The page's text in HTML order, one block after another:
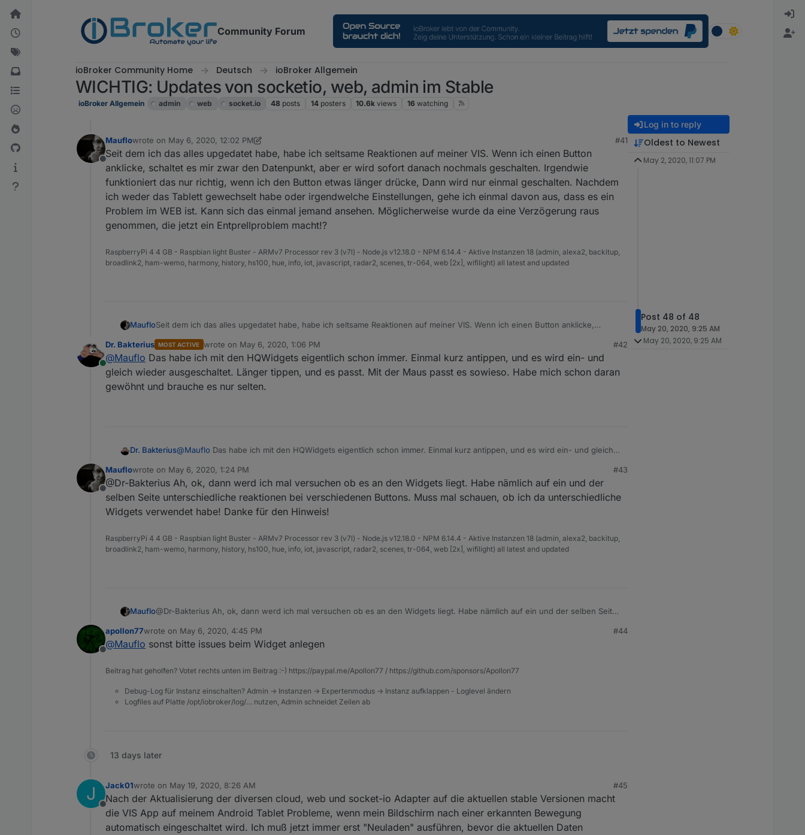
Skip to content
Community Forum
ioBroker Community Home Deutsch ioBroker Allgemein
WICHTIG: Updates von socketio, web, admin im Stable
ioBroker Allgemein admin web socket.io 48 posts 14 posters 10.6k views 16 watching
Offline
Mauflowrote on May 6, 2020, 12:02 PM
last edited by MaufloMay 6, 2020, 2:02 PM
#41
Seit dem ich das alles upgedatet habe, habe ich seltsame Reaktionen auf meiner VIS. Wenn ich einen Button
anklicke, schaltet es mir zwar den Datenpunkt, aber er wird sofort danach nochmals geschalten. Irgendwie
funktioniert das nur richtig, wenn ich den Button etwas länger drücke, Dann wird nur einmal geschalten. Nachdem
ich weder das Tablett gewechselt habe oder irgendwelche Einstellungen, gehe ich einmal davon aus, dass es ein
Problem im WEB ist. Kann sich das einmal jemand ansehen. Möglicherweise wurde da eine Verzögerung raus
genommen, die jetzt ein Entprellproblem macht!?
RaspberryPi 4 4 GB - Raspbian light Buster - ARMv7 Processor rev 3 (v7l) - Node.js v12.18.0 - NPM 6.14.4 - Aktive Instanzen 18 (admin, alexa2, backitup,
broadlink2, ham-wemo, harmony, history, hs100, hue, info, iot, javascript, radar2, scenes, tr-064, web [2x], wifilight) all latest and updated
MaufloSeit dem ich das alles upgedatet habe, habe ich seltsame Reaktionen auf meiner VIS. Wenn ich einen Button anklicke,
wenn ich den Button etwas länger drücke, Dann wird nur einmal geschalten. Nachdem ich weder das Tablett gewechselt
habe oder irgendwelche Einstellungen, gehe ich einmal davon aus, dass es ein Problem im WEB ist. Kann sich das einmal
jemand ansehen. Möglicherweise wurde da eine Verzögerung raus genommen, die jetzt ein Entprellproblem macht!?
Online
Dr. Bakterius MOST ACTIVE wrote on May 6, 2020, 1:06 PM
last edited by
#42
@Mauflo Das habe ich mit den HQWidgets eigentlich schon immer. Einmal kurz antippen, und es wird ein- und
gleich wieder ausgeschaltet. Länger tippen, und es passt. Mit der Maus passt es sowieso. Habe mich schon daran
gewöhnt und brauche es nur selten.
Dr. Bakterius@Mauflo Das habe ich mit den HQWidgets eigentlich schon immer. Einmal kurz antippen, und es wird ein- und gleich
und brauche es nur selten.
Offline
Mauflowrote on May 6, 2020, 1:24 PM
last edited by
#43
@Dr-Bakterius Ah, ok, dann werd ich mal versuchen ob es an den Widgets liegt. Habe nämlich auf ein und der
selben Seite unterschiedliche reaktionen bei verschiedenen Buttons. Muss mal schauen, ob ich da unterschiedliche
Widgets verwendet habe! Danke für den Hinweis!
RaspberryPi 4 4 GB - Raspbian light Buster - ARMv7 Processor rev 3 (v7l) - Node.js v12.18.0 - NPM 6.14.4 - Aktive Instanzen 18 (admin, alexa2, backitup,
broadlink2, ham-wemo, harmony, history, hs100, hue, info, iot, javascript, radar2, scenes, tr-064, web [2x], wifilight) all latest and updated
Mauflo@Dr-Bakterius Ah, ok, dann werd ich mal versuchen ob es an den Widgets liegt. Habe nämlich auf ein und der selben Seite
habe! Danke für den Hinweis!
Offline
apollon77wrote on May 6, 2020, 4:45 PM
last edited by
#44
@Mauflo sonst bitte issues beim Widget anlegen
Beitrag hat geholfen? Votet rechts unten im Beitrag :-) https://paypal.me/Apollon77 / https://github.com/sponsors/Apollon77
Debug-Log für Instanz einschalten? Admin -> Instanzen -> Expertenmodus -> Instanz aufklappen - Loglevel ändern
Logfiles auf Platte /opt/iobroker/log/… nutzen, Admin schneidet Zeilen ab
13 days later
J
Offline
Jack01wrote on May 19, 2020, 8:26 AM
last edited by
#45
Nach der Aktualisierung der diversen cloud, web und socket-io Adapter auf die aktuellen stable Versionen macht
die VIS App auf meinem Android Tablet Probleme, wenn mein Bildschirm nach einer erkannten Bewegung
automatisch eingeschaltet wird. Ich muß jetzt immer erst "Neuladen" ausführen, bevor die aktuellen Daten
Log in to reply
Oldest to Newest
May 2, 2020, 11:07 PM
Post 48 of 48
May 20, 2020, 9:25 AM
May 20, 2020, 9:25 AM